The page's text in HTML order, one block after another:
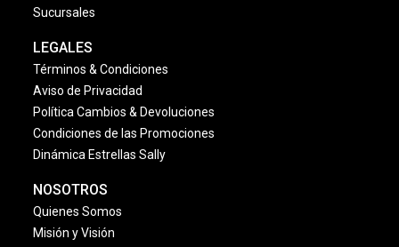
Sucursales
LEGALES
Términos & Condiciones
Aviso de Privacidad
Política Cambios & Devoluciones
Condiciones de las Promociones
Dinámica Estrellas Sally
NOSOTROS
Quienes Somos
Misión y Visión